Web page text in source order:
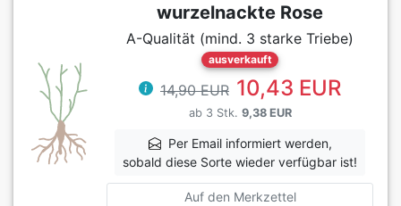
wurzelnackte Rose
A-Qualität (mind. 3 starke Triebe)
ausverkauft
14,90 EUR 10,43 EUR
ab 3 Stk. 9,38 EUR
Per Email informiert werden,
sobald diese Sorte wieder verfügbar ist!
Auf den Merkzettel